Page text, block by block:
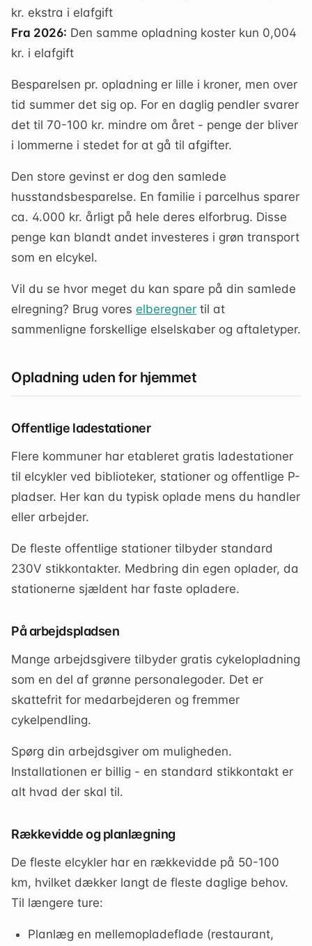
kr. ekstra i elafgift
Fra 2026: Den samme opladning koster kun 0,004
kr. i elafgift
Besparelsen pr. opladning er lille i kroner, men over
tid summer det sig op. For en daglig pendler svarer
det til 70-100 kr. mindre om året - penge der bliver
i lommerne i stedet for at gå til afgifter.
Den store gevinst er dog den samlede
husstandsbesparelse. En familie i parcelhus sparer
ca. 4.000 kr. årligt på hele deres elforbrug. Disse
penge kan blandt andet investeres i grøn transport
som en elcykel.
Vil du se hvor meget du kan spare på din samlede
elregning? Brug vores elberegner til at
sammenligne forskellige elselskaber og aftaletyper.
Opladning uden for hjemmet
Offentlige ladestationer
Flere kommuner har etableret gratis ladestationer
til elcykler ved biblioteker, stationer og offentlige P-
pladser. Her kan du typisk oplade mens du handler
eller arbejder.
De fleste offentlige stationer tilbyder standard
230V stikkontakter. Medbring din egen oplader, da
stationerne sjældent har faste opladere.
På arbejdspladsen
Mange arbejdsgivere tilbyder gratis cykelopladning
som en del af grønne personalegoder. Det er
skattefrit for medarbejderen og fremmer
cykelpendling.
Spørg din arbejdsgiver om muligheden.
Installationen er billig - en standard stikkontakt er
alt hvad der skal til.
Rækkevidde og planlægning
De fleste elcykler har en rækkevidde på 50-100
km, hvilket dækker langt de fleste daglige behov.
Til længere ture:
Planlæg en mellemopladeflade (restaurant,